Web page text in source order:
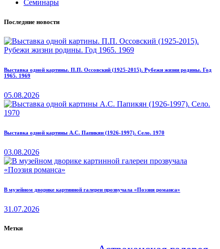
Семинары
Последние новости
Выставка одной картины. П.П. Оссовский (1925-2015). Рубежи жизни родины. Год
1965. 1969
05.08.2026
Выставка одной картины А.С. Папикян (1926-1997). Село. 1970
03.08.2026
В музейном дворике картинной галереи прозвучала «Поэзия романса»
31.07.2026
Метки